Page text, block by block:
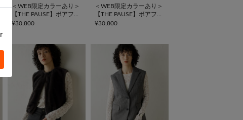
＜WEB限定カラーあり＞
【THE PAUSE】ボアフー
ドロングジレ
¥30,800
＜WEB限定カラーあり＞
【THE PAUSE】ボアフー
ドロングジレ
¥30,800